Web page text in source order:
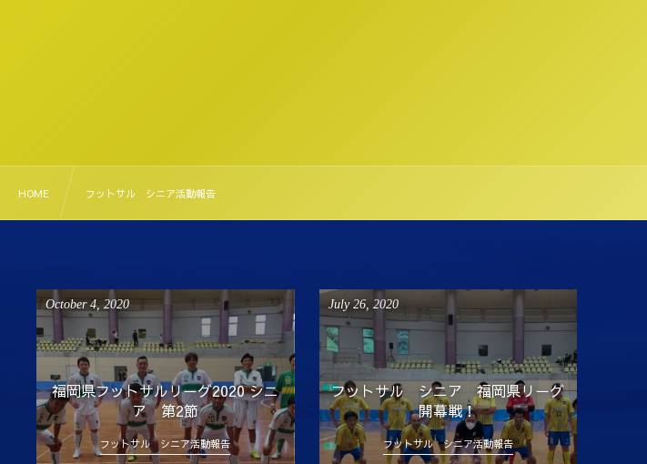
HOME フットサル シニア活動報告
October 4,2020
福岡県フットサルリーグ2020 シニ
ア 第2節
フットサル シニア活動報告
July 26, 2020
フットサル シニア 福岡県リーグ
開幕戦！
フットサル シニア活動報告